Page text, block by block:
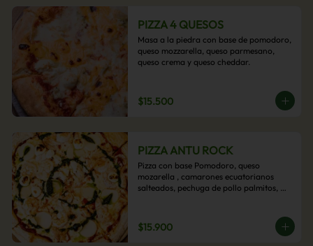
PIZZA 4 QUESOS
Masa a la piedra con base de pomodoro,
queso mozzarella, queso parmesano,
queso crema y queso cheddar.
$15.500
PIZZA ANTU ROCK
Pizza con base Pomodoro, queso
mozarella , camarones ecuatorianos
salteados, pechuga de pollo palmitos,
$15.900